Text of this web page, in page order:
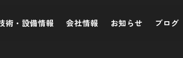
術・設備情報 会社情報 お知らせ ブログ